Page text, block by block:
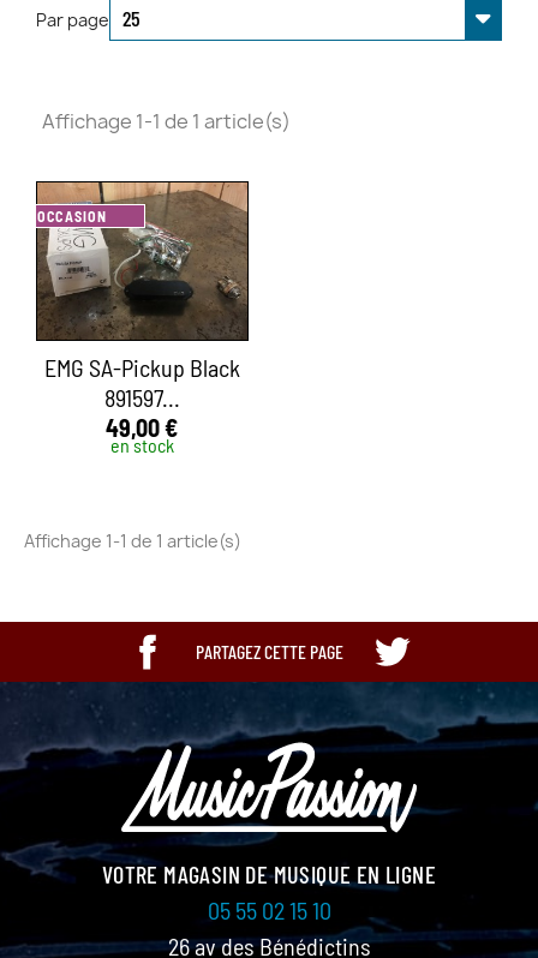
Par page
Affichage 1-1 de 1 article(s)
OCCASION
EMG SA-Pickup Black
891597...
49,00 €
en stock
Affichage 1-1 de 1 article(s)
PARTAGEZ CETTE PAGE
VOTRE MAGASIN DE MUSIQUE EN LIGNE
05 55 02 15 10
26 av des Bénédictins